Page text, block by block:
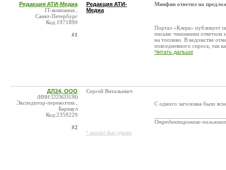
Редакция АТИ-Медиа
IT-компания ,
Санкт-Петербург
Код:1971890
#1
Редакция АТИ-
Медиа
Минфин ответил на
Портал «Клерк» публикует
письме чиновники
на топливо. В ведомстве
повседневного спроса, так
Читать дальше
ДЛ24, ООО
(ИНН:2223633138)
Экспедитор-перевозчик ,
Барнаул
Код:2359229
#2
Сергей Витальевич
* контакт был удален
С одного заголовка было
Отредактировано